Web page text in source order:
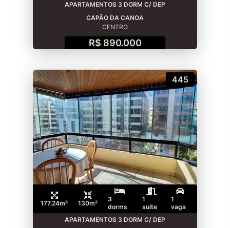
APARTAMENTOS 3 DORM C/ DEP
CAPÃO DA CANOA
CENTRO
R$ 890.000
445
177.24m² 130m²
3
dorms
1
suíte
1
vaga
APARTAMENTOS 3 DORM C/ DEP